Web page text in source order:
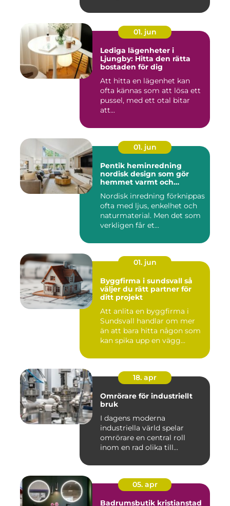
01. jun
Lediga lägenheter i
Ljungby: Hitta den rätta
bostaden för dig
Att hitta en lägenhet kan
ofta kännas som att lösa ett
pussel, med ett otal bitar
att...
01. jun
Pentik heminredning
nordisk design som gör
hemmet varmt och
Nordisk inredning förknippas
ofta med ljus, enkelhet och
naturmaterial. Men det som
verkligen får et...
01. jun
Byggfirma i sundsvall så
väljer du rätt partner för
ditt projekt
Att anlita en byggfirma i
Sundsvall handlar om mer
än att bara hitta någon som
kan spika upp en vägg...
18. apr
Omrörare för industriellt
bruk
I dagens moderna
industriella värld spelar
omrörare en central roll
inom en rad olika till...
05. apr
Badrumsbutik kristianstad